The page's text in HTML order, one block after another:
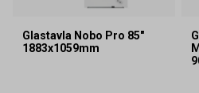
Glastavla Nobo Pro 85"
1883x1059mm